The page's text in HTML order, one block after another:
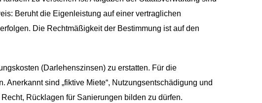
Beruht die Eigenleistung auf einer vertraglichen
Die Rechtmäßigkeit der Bestimmung ist auf den
(Darlehenszinsen) zu erstatten. Für die
sind „fiktive Miete“, Nutzungsentschädigung und
Rücklagen für Sanierungen bilden zu dürfen.